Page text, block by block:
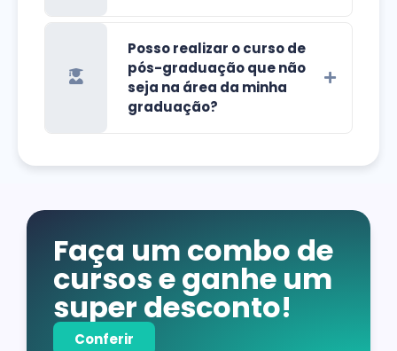
Posso realizar o curso de
pós-graduação que não
seja na área da minha
graduação?
Faça um combo de
cursos e ganhe um
super desconto!
Conferir